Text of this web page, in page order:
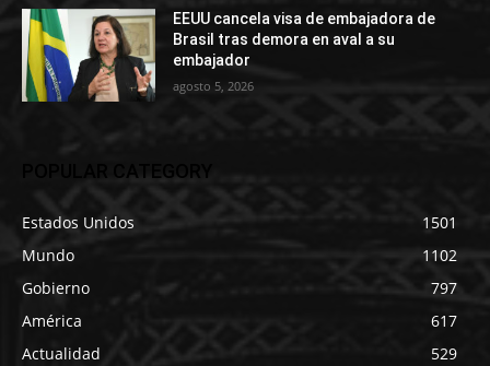
EEUU cancela visa de embajadora de
Brasil tras demora en aval a su
embajador
agosto 5, 2026
POPULAR CATEGORY
Estados Unidos
1501
Mundo
1102
Gobierno
797
América
617
Actualidad
529